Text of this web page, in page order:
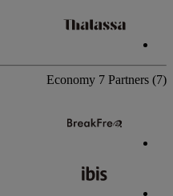
Economy 7 Partners (7)